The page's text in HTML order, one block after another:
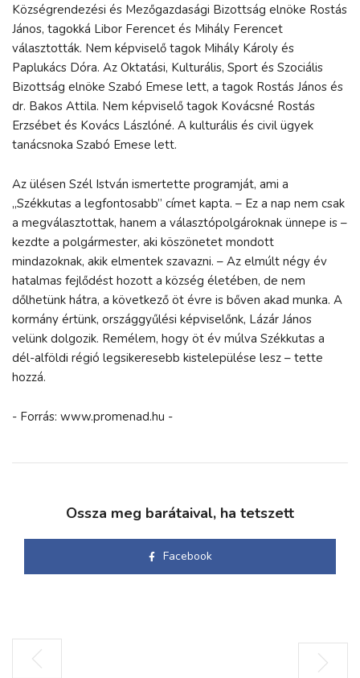
Községrendezési és Mezőgazdasági Bizottság elnöke Rostás
János, tagokká Libor Ferencet és Mihály Ferencet
választották. Nem képviselő tagok Mihály Károly és
Paplukács Dóra. Az Oktatási, Kulturális, Sport és Szociális
Bizottság elnöke Szabó Emese lett, a tagok Rostás János és
dr. Bakos Attila. Nem képviselő tagok Kovácsné Rostás
Erzsébet és Kovács Lászlóné. A kulturális és civil ügyek
tanácsnoka Szabó Emese lett.
Az ülésen Szél István ismertette programját, ami a
„Székkutas a legfontosabb” címet kapta. – Ez a nap nem csak
a megválasztottak, hanem a választópolgároknak ünnepe is –
kezdte a polgármester, aki köszönetet mondott
mindazoknak, akik elmentek szavazni. – Az elmúlt négy év
hatalmas fejlődést hozott a község életében, de nem
dőlhetünk hátra, a következő öt évre is bőven akad munka. A
kormány értünk, országgyűlési képviselőnk, Lázár János
velünk dolgozik. Remélem, hogy öt év múlva Székkutas a
dél-alföldi régió legsikeresebb kistelepülése lesz – tette
hozzá.
- Forrás: www.promenad.hu -
Ossza meg barátaival, ha tetszett
Facebook